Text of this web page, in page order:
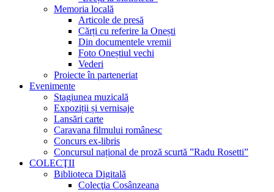
Memoria locală
Articole de presă
Cărți cu referire la Onești
Din documentele vremii
Foto Oneștiul vechi
Vederi
Proiecte în parteneriat
Evenimente
Stagiunea muzicală
Expoziții și vernisaje
Lansări carte
Caravana filmului românesc
Concurs ex-libris
Concursul național de proză scurtă ”Radu Rosetti”
COLECŢII
Biblioteca Digitală
Colecţia Cosânzeana